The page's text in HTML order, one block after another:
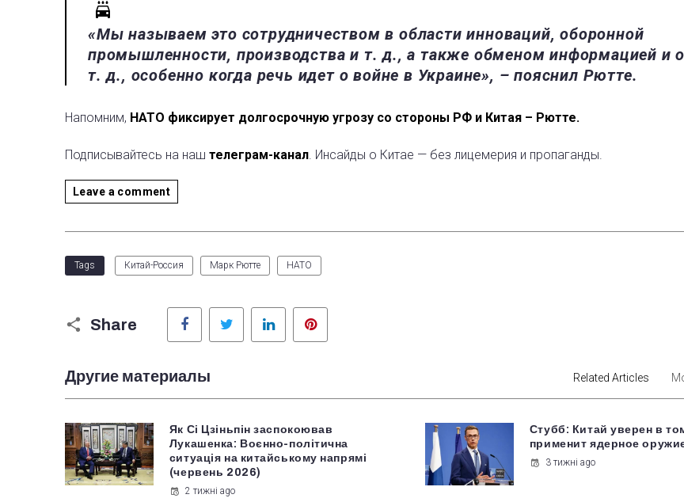
«Мы называем это сотрудничеством в области инноваций, оборонной
промышленности, производства и т. д., а также обменом информацией и
т. д., особенно когда речь идет о войне в Украине», – пояснил Рютте.
Напомним, НАТО фиксирует долгосрочную угрозу со стороны РФ и Китая – Рютте.
Подписывайтесь на наш телеграм-канал. Инсайды о Китае — без лицемерия и пропаганды.
Leave a comment
Tags Китай-Россия Марк Рютте НАТО
Share
Facebook Twitter LinkedIn
Другие материалы Related Articles
Як Сі Цзіньпін заспокоював
Лукашенка: Воєнно-політична
ситуація на китайському напрямі
(червень 2026)
2 тижні ago
Стубб: Китай уверен в
применит ядерное
3 тижні ago